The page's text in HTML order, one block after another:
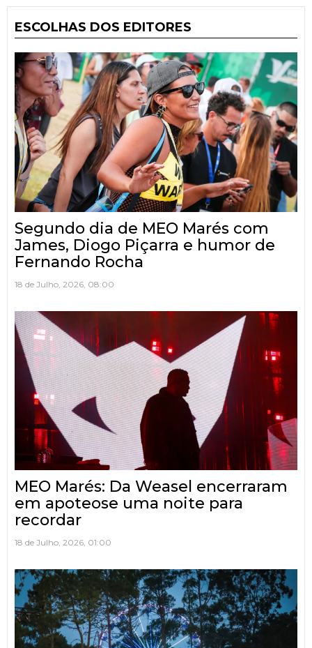
ESCOLHAS DOS EDITORES
Segundo dia de MEO Marés com
James, Diogo Piçarra e humor de
Fernando Rocha
18 de Julho, 2026, 08:00
MEO Marés: Da Weasel encerraram
em apoteose uma noite para
recordar
18 de Julho, 2026, 01:00